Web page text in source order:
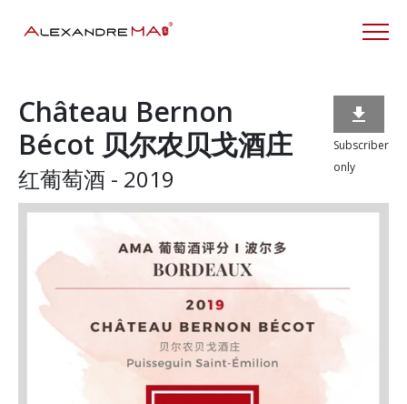
Château Bernon
Bécot 贝尔农贝戈酒庄
红葡萄酒 - 2019

Subscriber
only